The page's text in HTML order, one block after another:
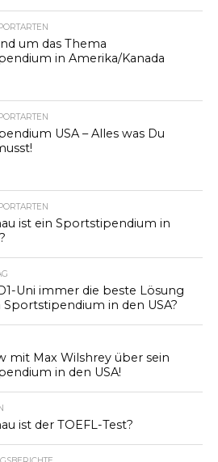
um das Thema
in Amerika/Kanada
USA – Alles was Du
ist ein Sportstipendium in
Uni immer die beste Lösung
in den USA?
mit Max Wilshrey über sein
in den USA!
ist der TOEFL-Test?